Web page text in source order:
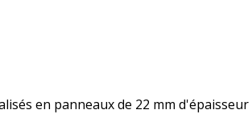
en panneaux de 22 mm